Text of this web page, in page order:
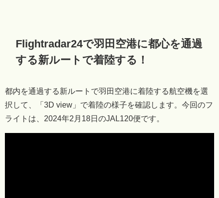
Flightradar24で羽田空港に都心を通過
する新ルートで着陸する！
都内を通過する新ルートで羽田空港に着陸する航空機を選
択して、「3D view」で着陸の様子を確認します。今回のフ
ライトは、2024年2月18日のJAL120便です。